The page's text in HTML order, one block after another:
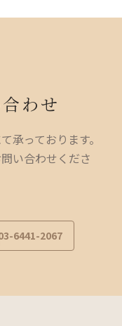
わせ
承っております。
い合わせくださ
6441-2067